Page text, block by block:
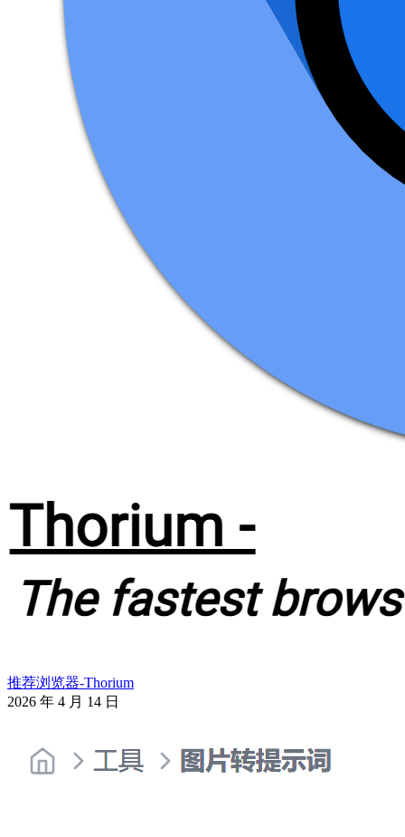
推荐浏览器-Thorium
2026 年 4 月 14 日